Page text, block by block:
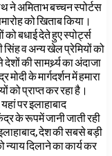
ने अमिताभ बच्चन स्पोर्टस
को खिताब किया।
बधाई देते हुए स्पोर्ट्स
सिंह व अन्य खेल प्रेमियों को
की सामर्थ्र्य का अंदाजा
के मार्गदर्शन में हमारा
को प्राप्त कर रहा है।
यहां पर इलाहाबाद
के रूपमें जानी जाती रही
,देश की सबसे बड़ी
दिलाने का कार्य कर